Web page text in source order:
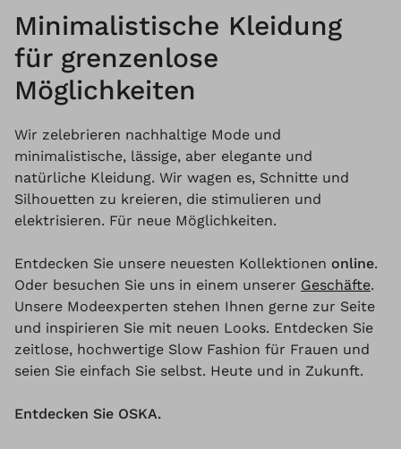
Minimalistische Kleidung
für grenzenlose
Möglichkeiten
Wir zelebrieren nachhaltige Mode und
minimalistische, lässige, aber elegante und
natürliche Kleidung. Wir wagen es, Schnitte und
Silhouetten zu kreieren, die stimulieren und
elektrisieren. Für neue Möglichkeiten.
Entdecken Sie unsere neuesten Kollektionen online.
Oder besuchen Sie uns in einem unserer Geschäfte.
Unsere Modeexperten stehen Ihnen gerne zur Seite
und inspirieren Sie mit neuen Looks. Entdecken Sie
zeitlose, hochwertige Slow Fashion für Frauen und
seien Sie einfach Sie selbst. Heute und in Zukunft.
Entdecken Sie OSKA.